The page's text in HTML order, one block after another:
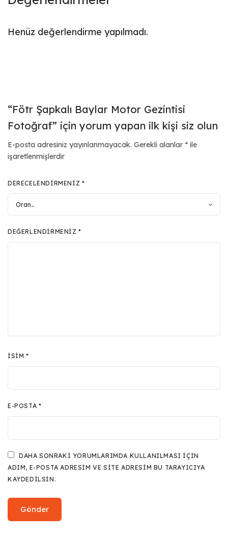
Henüz değerlendirme yapılmadı.
“Fötr Şapkalı Baylar Motor Gezintisi
Fotoğraf” için yorum yapan ilk kişi siz olun
E-posta adresiniz yayınlanmayacak. Gerekli alanlar * ile
işaretlenmişlerdir
DERECELENDIRMENIZ *
DEĞERLENDIRMENIZ*
İSIM*
E-POSTA *
DAHA SONRAKI YORUMLARIMDA KULLANILMASI IÇIN
ADIM, E-POSTA ADRESIM VE SITE ADRESIM BU TARAYICIYA
KAYDEDILSIN.